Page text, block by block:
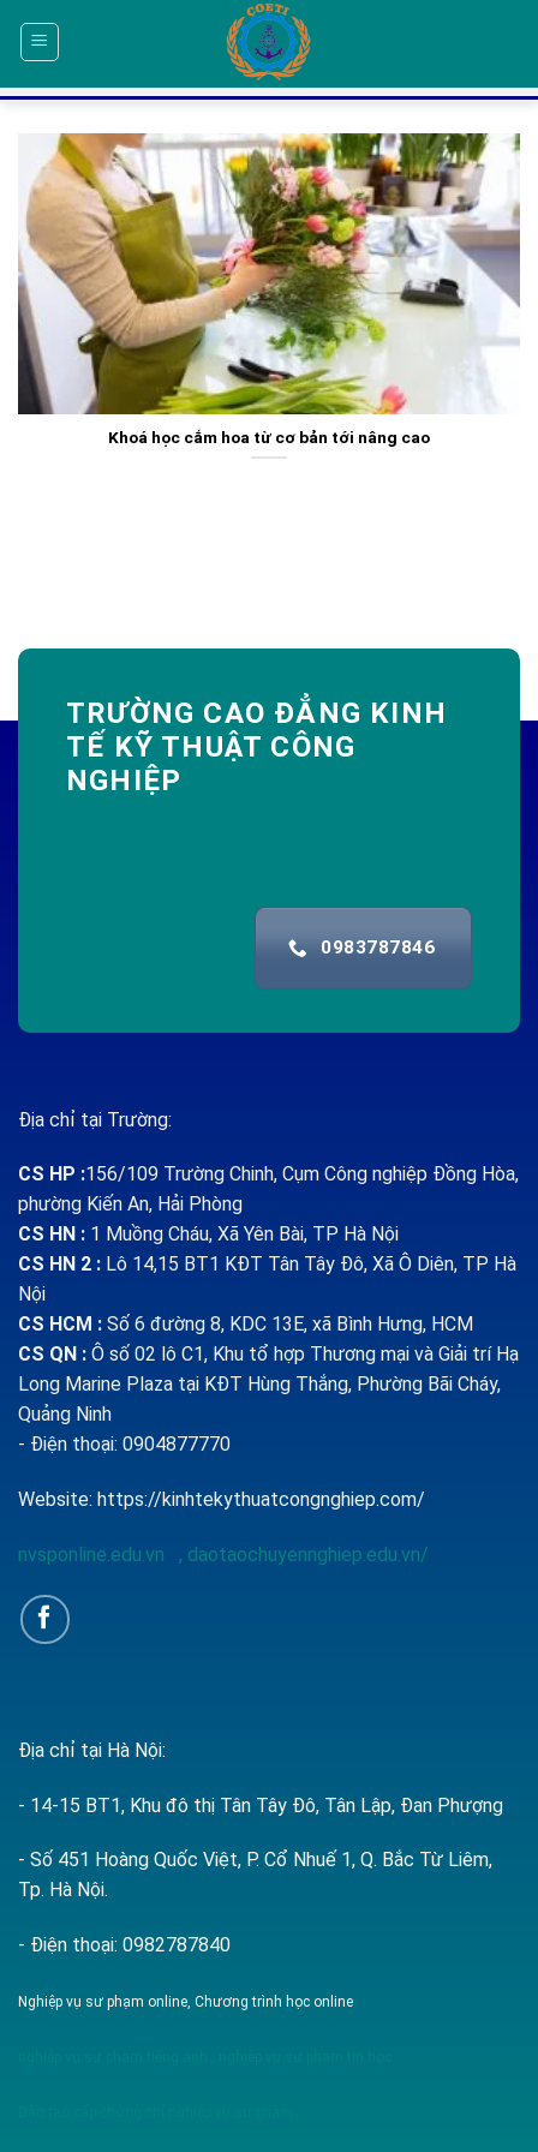
Khoá học cắm hoa từ cơ bản tới nâng cao
TRƯỜNG CAO ĐẲNG KINH
TẾ KỸ THUẬT CÔNG
NGHIỆP
0983787846
Địa chỉ tại Trường:
CS HP :156/109 Trường Chinh, Cụm Công nghiệp Đồng Hòa,
phường Kiến An, Hải Phòng
CS HN : 1 Muồng Cháu, Xã Yên Bài, TP Hà Nội
CS HN 2 : Lô 14,15 BT1 KĐT Tân Tây Đô, Xã Ô Diên, TP Hà
Nội
CS HCM : Số 6 đường 8, KDC 13E, xã Bình Hưng, HCM
CS QN : Ô số 02 lô C1, Khu tổ hợp Thương mại và Giải trí Hạ
Long Marine Plaza tại KĐT Hùng Thắng, Phường Bãi Cháy,
Quảng Ninh
- Điện thoại: 0904877770
Website: https://kinhtekythuatcongnghiep.com/
nvsponline.edu.vn , daotaochuyennghiep.edu.vn/
Địa chỉ tại Hà Nội:
- 14-15 BT1, Khu đô thị Tân Tây Đô, Tân Lập, Đan Phượng
- Số 451 Hoàng Quốc Việt, P. Cổ Nhuế 1, Q. Bắc Từ Liêm,
Tp. Hà Nội.
- Điện thoại: 0982787840
Nghiệp vụ sư phạm online, Chương trình học online